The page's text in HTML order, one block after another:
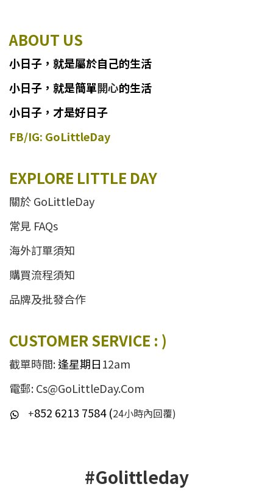
ABOUT US
小日子 ， 就是屬於自己的生活
小日子 ， 就是簡單開心的生活
小日子，才是好日子
FB/IG: GoLittleDay
EXPLORE LITTLE DAY
關於 GoLittleDay
常見 FAQs
海外訂單須知
購買流程須知
品牌及批發合作
CUSTOMER SERVICE : )
截單時間:逢星期日12am
電郵: Cs@GoLittleDay.Com
+852 6213 7584 (24小時內回覆)
#Golittleday